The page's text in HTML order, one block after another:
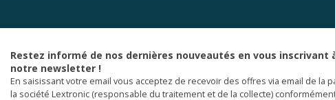
Restez informé de nos dernières nouveautés en vous inscrivant
notre newsletter !
En saisissant votre email vous acceptez de recevoir des offres via email de la
la société Lextronic (responsable du traitement et de la collecte)